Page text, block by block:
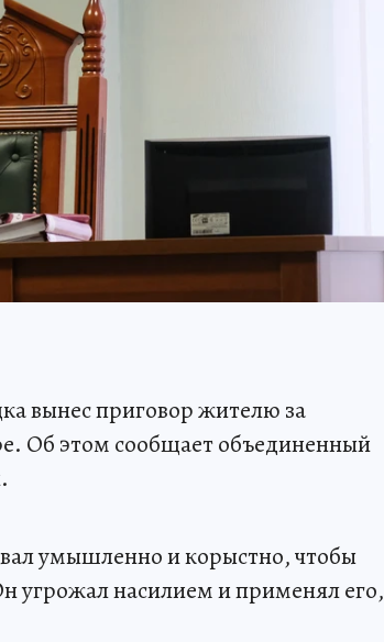
вынес приговор жителю за
Об этом сообщает объединенный
умышленно и корыстно, чтобы
угрожал насилием и применял его,